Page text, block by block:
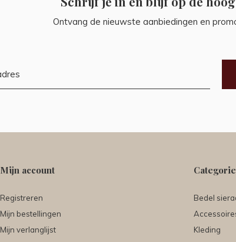
Ontvang de nieuwste aanbiedingen en
Mijn account
Registreren
Mijn bestellingen
Mijn verlanglijst
Bedel
Kleding